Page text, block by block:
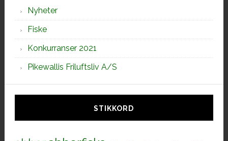
Nyheter
Fiske
Konkurranser 2021
Pikewallis Friluftsliv A/S
STIKKORD